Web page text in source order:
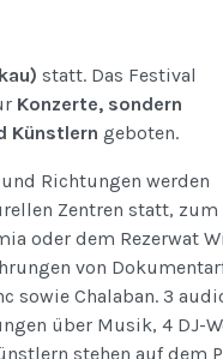
statt. Das Festival
Konzerte, sondern
Künstlern geboten.
Richtungen werden
Zentren statt, zum
oder dem Rezerwat
von
sowie Chalaban. 3
über Musik, 4 DJ-
stehen auf dem